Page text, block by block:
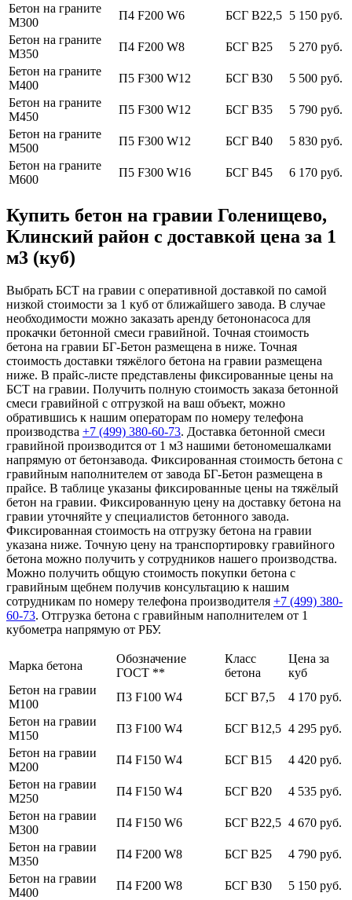
Бетон на граните
М300
П4 F200 W6 БСГ В22,5 5 150 руб.
Бетон на граните
М350
П4 F200 W8 БСГ В25
5 270 руб.
Бетон на граните
М400
П5 F300 W12 БСГ В30
5 500 руб.
Бетон на граните
М450
П5 F300 W12 БСГ В35
5 790 руб.
Бетон на граните
М500
П5 F300 W12 БСГ В40
5 830 руб.
Бетон на граните
М600
П5 F300 W16 БСГ В45 6 170 руб.
Купить бетон на гравии Голенищево,
Клинский район с доставкой цена за 1
м3 (куб)
Выбрать БСТ на гравии с оперативной доставкой по самой
низкой стоимости за 1 куб от ближайшего завода. В случае
необходимости можно заказать аренду бетононасоса для
прокачки бетонной смеси гравийной. Точная стоимость
бетона на гравии БГ-Бетон размещена в ниже. Точная
стоимость доставки тяжёлого бетона на гравии размещена
ниже. В прайс-листе представлены фиксированные цены на
БСТ на гравии. Получить полную стоимость заказа бетонной
смеси гравийной с отгрузкой на ваш объект, можно
обратившись к нашим операторам по номеру телефона
производства +7 (499) 380-60-73. Доставка бетонной смеси
гравийной производится от 1 м3 нашими бетономешалками
напрямую от бетонзавода. Фиксированная стоимость бетона с
гравийным наполнителем от завода БГ-Бетон размещена в
прайсе. В таблице указаны фиксированные цены на тяжёлый
бетон на гравии. Фиксированную цену на доставку бетона на
гравии уточняйте у специалистов бетонного завода.
Фиксированная стоимость на отгрузку бетона на гравии
указана ниже. Точную цену на транспортировку гравийного
бетона можно получить у сотрудников нашего производства.
Можно получить общую стоимость покупки бетона с
гравийным щебнем получив консультацию к нашим
сотрудникам по номеру телефона производителя +7 (499) 380-
60-73. Отгрузка бетона с гравийным наполнителем от 1
кубометра напрямую от РБУ.
Марка бетона
Обозначение
ГОСТ **
Класс
бетона
Цена за
куб
Бетон на гравии
М100
П3 F100 W4 БСГ В7,5
4 170 руб.
Бетон на гравии
М150
П3 F100 W4 БСГ В12,5 4 295 руб.
Бетон на гравии
М200
П4 F150 W4 БСГ В15
4 420 руб.
Бетон на гравии
М250
П4 F150 W4 БСГ В20
4 535 руб.
Бетон на гравии
М300
П4 F150 W6 БСГ В22,5 4 670 руб.
Бетон на гравии
М350
П4 F200 W8 БСГ В25
4 790 руб.
Бетон на гравии
М400
П4 F200 W8 БСГ В30 5 150 руб.